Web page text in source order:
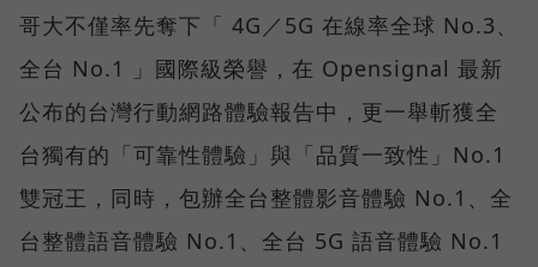
哥大不僅率先奪下「 4G／5G 在線率全球 No.3、
全台 No.1 」國際級榮譽，在 Opensignal 最新
公布的台灣行動網路體驗報告中，更一舉斬獲全
台獨有的「可靠性體驗」與「品質一致性」No.1
雙冠王，同時，包辦全台整體影音體驗 No.1、全
台整體語音體驗 No.1、全台 5G 語音體驗 No.1